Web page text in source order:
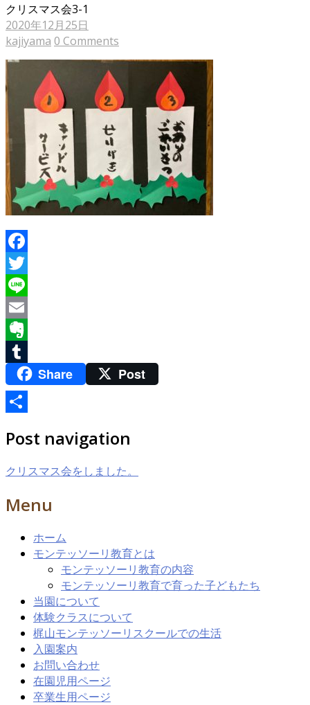
クリスマス会3-1
2020年12月25日
kajiyama 0 Comments
Facebook
Twitter
Line
Email
Evernote
TumblrShare Post
有
Post navigation
クリスマス会をしました。
Menu
ホーム
モンテッソーリ教育とは
モンテッソーリ教育の内容
モンテッソーリ教育で育った子どもたち
当園について
体験クラスについて
梶山モンテッソーリスクールでの生活
入園案内
お問い合わせ
在園児用ページ
卒業生用ページ